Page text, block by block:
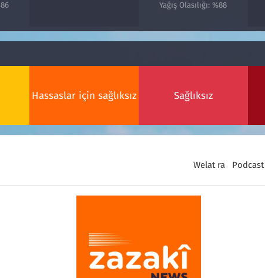
Yağış Olasılığı: %88
Hassaslar için sağlıksız Sağlıksız
Welat ra Podcast